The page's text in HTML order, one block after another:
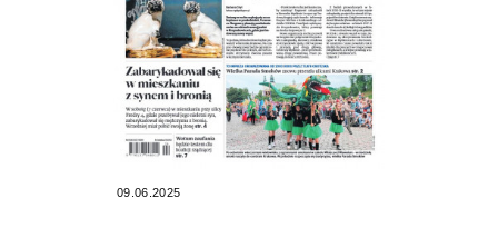
09.06.2025